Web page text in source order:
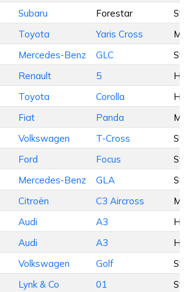
Subaru Forestar
Toyota Yaris Cross
Mercedes-Benz GLC
Renault 5
Toyota Corolla
Fiat Panda
Volkswagen T-Cross
Ford Focus
Mercedes-Benz GLA
Citroën C3 Aircross
Audi A3
Audi A3
Volkswagen Golf
Lynk & Co 01